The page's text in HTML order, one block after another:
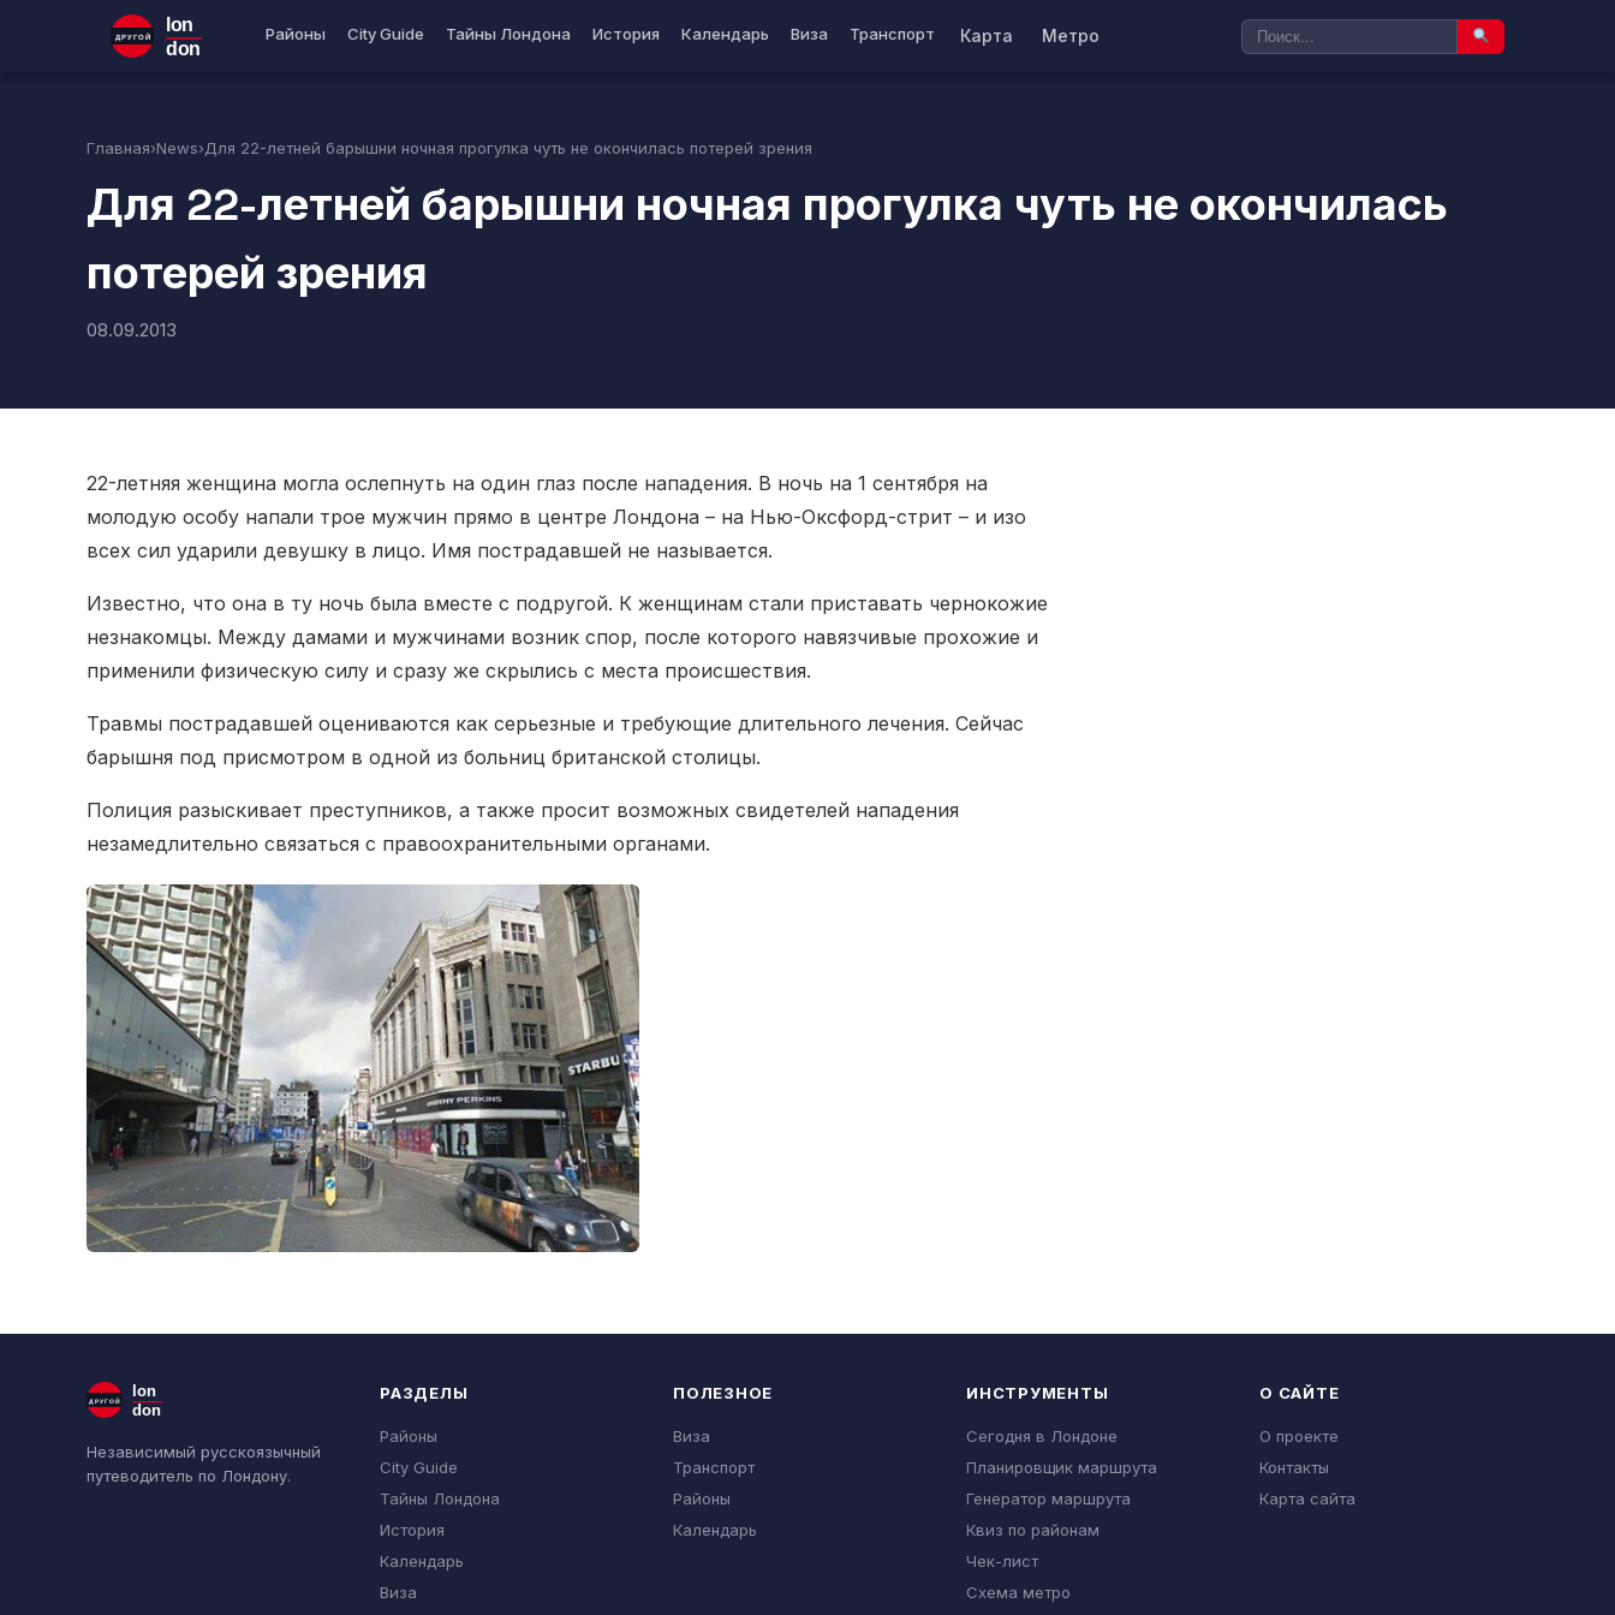
ДРУГОЙ
lon
don
Районы City Guide Тайны Лондона История Календарь Виза Транспорт Карта Метро
Главная›News›Для 22-летней барышни ночная прогулка чуть не окончилась потерей зрения
Для 22-летней барышни ночная прогулка чуть не окончилась
потерей зрения
08.09.2013
22-летняя женщина могла ослепнуть на один глаз после нападения. В ночь на 1 сентября на
молодую особу напали трое мужчин прямо в центре Лондона – на Нью-Оксфорд-стрит – и изо
всех сил ударили девушку в лицо. Имя пострадавшей не называется.
Известно, что она в ту ночь была вместе с подругой. К женщинам стали приставать чернокожие
незнакомцы. Между дамами и мужчинами возник спор, после которого навязчивые прохожие и
применили физическую силу и сразу же скрылись с места происшествия.
Травмы пострадавшей оцениваются как серьезные и требующие длительного лечения. Сейчас
барышня под присмотром в одной из больниц британской столицы.
Полиция разыскивает преступников, а также просит возможных свидетелей нападения
незамедлительно связаться с правоохранительными органами.
ДРУГОЙ
lon
don
Независимый русскоязычный
путеводитель по Лондону.
РАЗДЕЛЫ
Районы
City Guide
Тайны Лондона
История
Календарь
Виза
ПОЛЕЗНОЕ
Виза
Транспорт
Районы
Календарь
ИНСТРУМЕНТЫ
Сегодня в Лондоне
Планировщик маршрута
Генератор маршрута
Квиз по районам
Чек-лист
Схема метро
О САЙТЕ
О проекте
Контакты
Карта сайта